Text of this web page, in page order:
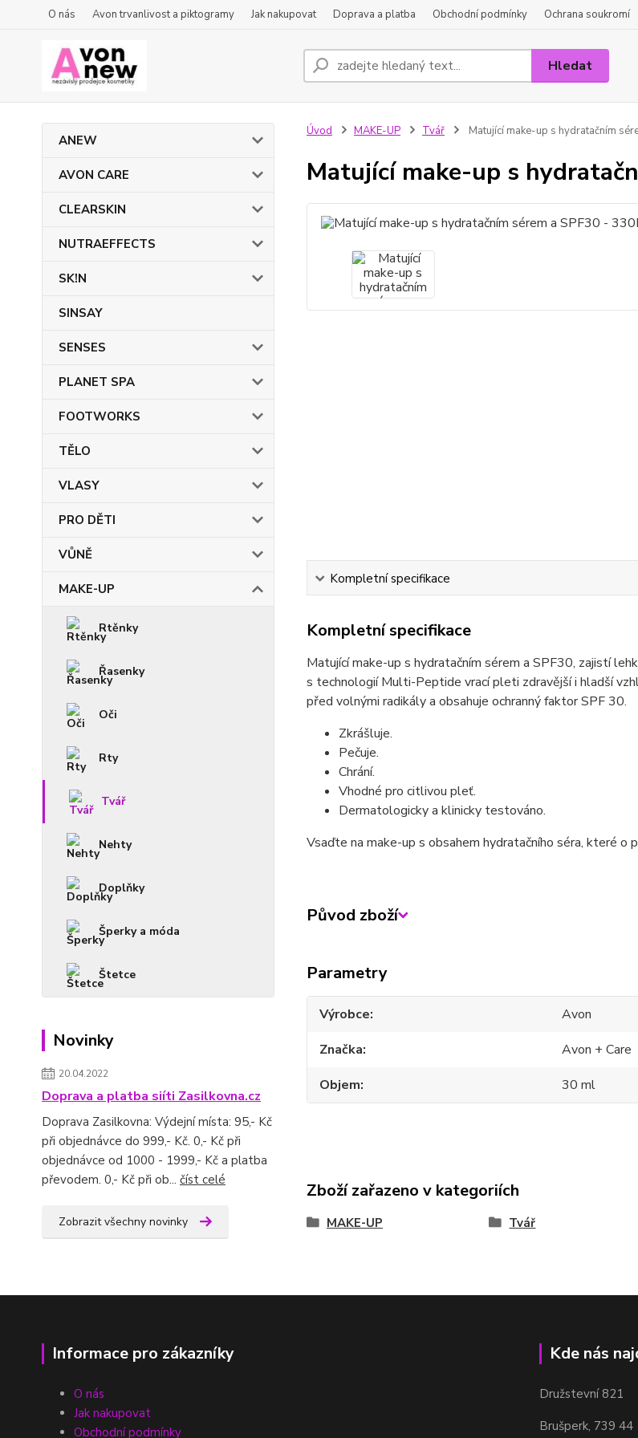
O nás Avon trvanlivost a piktogramy Jak nakupovat Doprava a platba Obchodní podmínky Ochrana soukromí
Hledat
ANEW
AVON CARE
CLEARSKIN
NUTRAEFFECTS
SK!N
SINSAY
SENSES
PLANET SPA
FOOTWORKS
TĚLO
VLASY
PRO DĚTI
VŮNĚ
MAKE-UP
Rtěnky
Řasenky
Oči
Rty
Tvář
Nehty
Doplňky
Šperky a móda
Štetce
Novinky
20.04.2022
Doprava a platba siíti Zasilkovna.cz
Doprava Zasilkovna: Výdejní místa: 95,- Kč
při objednávce do 999,- Kč. 0,- Kč při
objednávce od 1000 - 1999,- Kč a platba
převodem. 0,- Kč při ob... číst celé
Zobrazit všechny novinky
Úvod MAKE-UP Tvář Matující make-up s hydratačním
Matující make-up s
Kompletní specifikace
Kompletní specifikace
Matující make-up s hydratačním sérem a SPF30, zajistí
s technologií Multi-Peptide vrací pleti zdravější i hladší
před volnými radikály a obsahuje ochranný faktor SPF 30.​
Zkrášluje.
Pečuje.
Chrání.
Vhodné pro citlivou pleť.
Dermatologicky a klinicky testováno.
Vsaďte na make-up s obsahem hydratačního séra, které
Původ zboží
Parametry
Výrobce
Avon
Značka
Avon + Care
Objem
30 ml
Zboží zařazeno v kategoriích
MAKE-UP Tvář
Informace pro zákazníky
O nás
Jak nakupovat
Obchodní podmínky
Kde nás
Družstevní 821
Brušperk, 739 44